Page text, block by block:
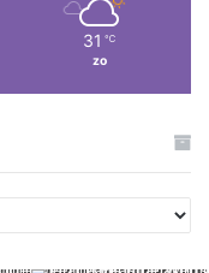
31 ℃
zo